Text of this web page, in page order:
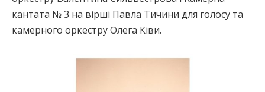
кантата № 3 на вірші Павла Тичини для голосу та
камерного оркестру Олега Ківи.